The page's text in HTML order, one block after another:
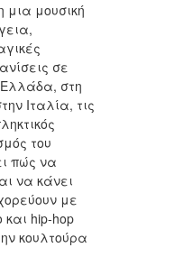
μια μουσική
σε
στη
Ιταλία, τις
του
πώς να
να κάνει
με
hip-hop
κουλτούρα